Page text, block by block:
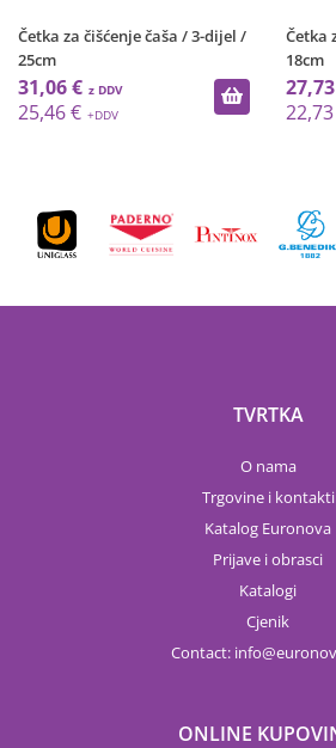
Četka za čišćenje čaša / 3-dijel /
25cm
31,06 €
25,46 €
Četka
18cm
TVRTKA
O nama
Trgovine i kontakti
Katalog Euronova
Prijave i obrasci
Katalogi
Cjenik
Contact: info
ONLINE